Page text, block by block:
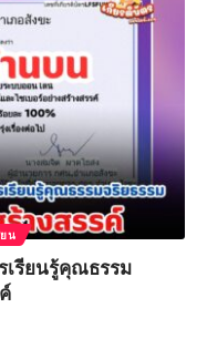
ยน
เรียนรู้คุณธรรม